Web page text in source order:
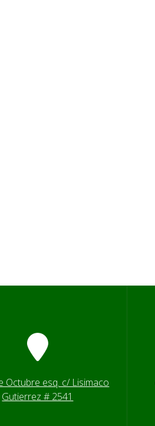
Octubre esq. c/ Lisimaco
Gutierrez # 2541